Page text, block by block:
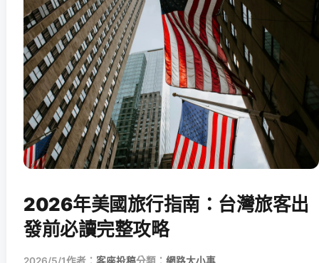
2026年美國旅行指南：台灣旅客出
發前必讀完整攻略